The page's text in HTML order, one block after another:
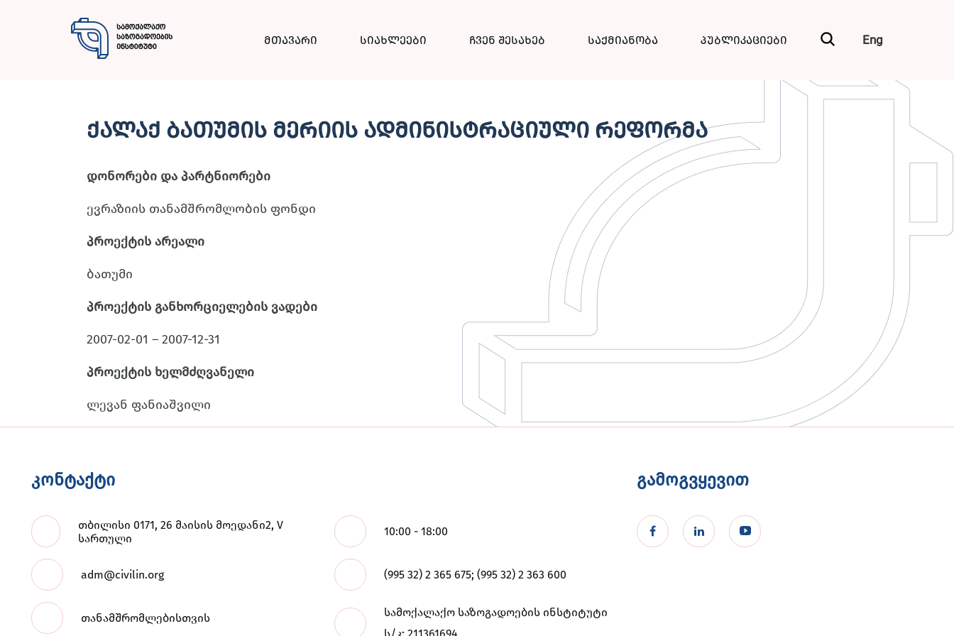
მთავარი სიახლეები ჩვენ შესახებ საქმიანობა პუბლიკაციები Eng
ქალაქ ბათუმის მერიის ადმინისტრაციული რეფორმა
დონორები და პარტნიორები
ევრაზიის თანამშრომლობის ფონდი
პროექტის არეალი
ბათუმი
პროექტის განხორციელების ვადები
2007-02-01 – 2007-12-31
პროექტის ხელმძღვანელი
ლევან ფანიაშვილი
კონტაქტი გამოგვყევით
თბილისი 0171, 26 მაისის მოედანი2, V
სართული
adm@civilin.org
თანამშრომლებისთვის
10:00 - 18:00
(995 32) 2 365 675; (995 32) 2 363 600
სამოქალაქო საზოგადოების ინსტიტუტი